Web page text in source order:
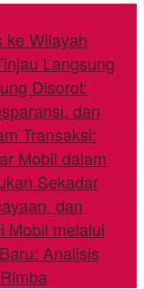
ke Wilayah
Langsung
Disorot:
dan
Transaksi:
Mobil dalam
Sekadar
dan
Mobil melalui
Analisis